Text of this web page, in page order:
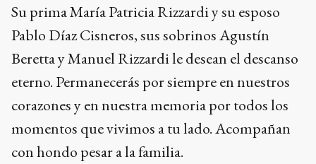
Su prima María Patricia Rizzardi y su esposo
Pablo Díaz Cisneros, sus sobrinos Agustín
Beretta y Manuel Rizzardi le desean el descanso
eterno. Permanecerás por siempre en nuestros
corazones y en nuestra memoria por todos los
momentos que vivimos a tu lado. Acompañan
con hondo pesar a la familia.